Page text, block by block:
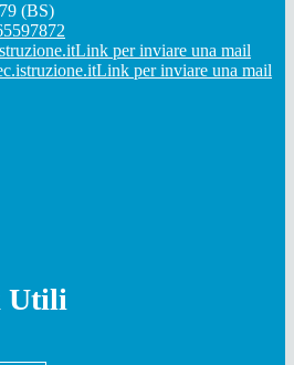
(BS)
Link per inviare una mail
Link per inviare una mail
Utili